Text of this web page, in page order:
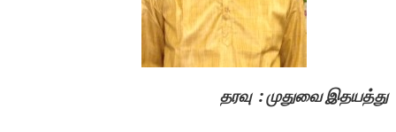
தரவு : முதுவை இதயத்து